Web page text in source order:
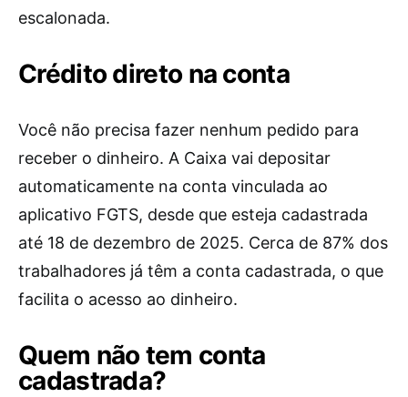
escalonada.
Crédito direto na conta
Você não precisa fazer nenhum pedido para
receber o dinheiro. A Caixa vai depositar
automaticamente na conta vinculada ao
aplicativo FGTS, desde que esteja cadastrada
até 18 de dezembro de 2025. Cerca de 87% dos
trabalhadores já têm a conta cadastrada, o que
facilita o acesso ao dinheiro.
Quem não tem conta
cadastrada?